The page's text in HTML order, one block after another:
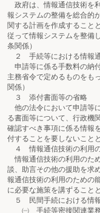
政府は、情報通信技術を
報システムの整備を総合的
関する計画を作成すること
従って情報システムを整備
条関係）
２ 手続等における情報
申請等に係る手数料の納
主務省令で定めるものをも
関係）
３ 添付書面等の省略
他の法令において申請等
る書面等について、行政機
確認すべき事項に係る情報
付することを要しないこと
４ 情報通信技術の利用
情報通信技術の利用のた
談、助言その他の援助を求
報通信技術の利用のための
に必要な施策を講ずること
５ 民間手続における情報
㈠ 手続等密接関連業務